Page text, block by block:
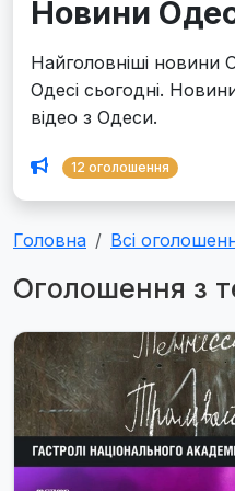
Новини
Найголовніші новини
Одесі сьогодні.
відео з Одеси.
12 оголошення
Головна Всі
Оголошення з